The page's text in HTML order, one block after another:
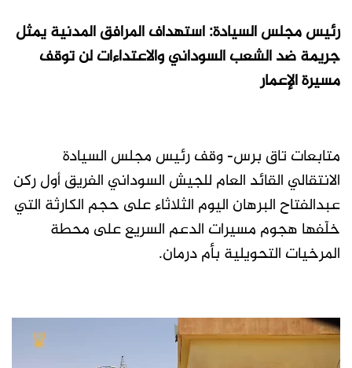
رئيس مجلس السيادة: استهداف المرافق المدنية يمثل
جريمة ضد الشعب السوداني والاعتداءات لن توقف
مسيرة الإعمار
متابعات تاق برس- وقف رئيس مجلس السيادة
الانتقالي القائد العام للجيش السوداني الفريق أول ركن
عبدالفتاح البرهان اليوم الثلاثاء على حجم الكارثة التي
خلّفها هجوم مسيرات الدعم السريع على محطة
المرخيات التحويلية بأم درمان.
مشغل
الفيديو